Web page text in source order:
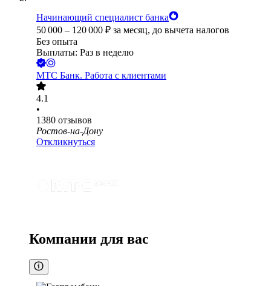
Начинающий специалист банка
50 000 – 120 000 ₽ за месяц, до вычета налогов
Без опыта
Выплаты: Раз в неделю
МТС Банк. Работа с клиентами
4.1
•
1380 отзывов
Ростов-на-Дону
Откликнуться
Компании для вас